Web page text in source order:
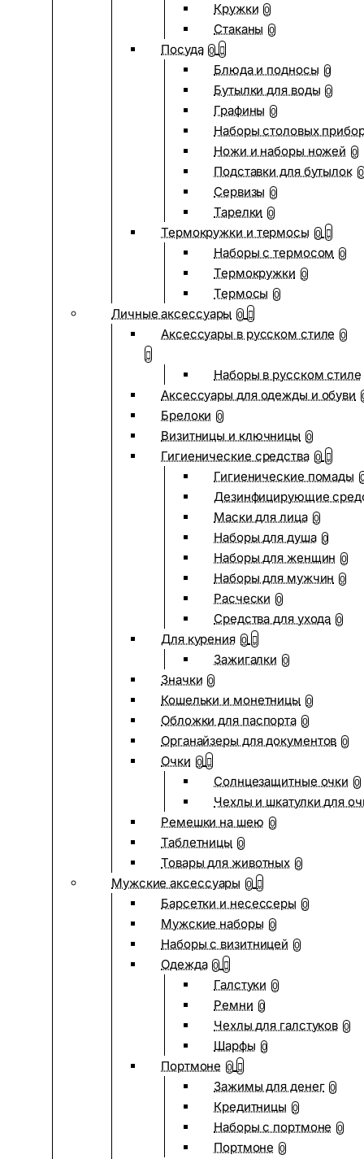
Кружки 0
Стаканы 0
Посуда 0
Блюда и подносы 0
Бутылки для воды 0
Графины 0
Наборы столовых
Ножи и наборы ножей 0
Подставки для бутылок 0
Сервизы 0
Тарелки 0
Термокружки и термосы 0
Наборы с термосом 0
Термокружки 0
Термосы 0
Личные аксессуары 0
Аксессуары в русском стиле 0
Наборы в русском стиле
Аксессуары для одежды и обуви
Брелоки 0
Визитницы и ключницы 0
Гигиенические средства 0
Гигиенические помады
Дезинфицирующие
Маски для лица 0
Наборы для душа 0
Наборы для женщин 0
Наборы для мужчин 0
Расчески 0
Средства для ухода 0
Для курения 0
Зажигалки 0
Значки 0
Кошельки и монетницы 0
Обложки для паспорта 0
Органайзеры для документов 0
Очки 0
Солнцезащитные очки 0
Чехлы и шкатулки для
Ремешки на шею 0
Таблетницы 0
Товары для животных 0
Мужские аксессуары 0
Барсетки и несессеры 0
Мужские наборы 0
Наборы с визитницей 0
Одежда 0
Галстуки 0
Ремни 0
Чехлы для галстуков 0
Шарфы 0
Портмоне 0
Зажимы для денег 0
Кредитницы 0
Наборы с портмоне 0
Портмоне 0